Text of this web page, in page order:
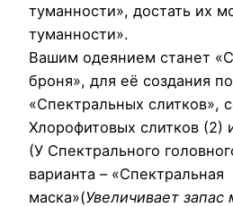
туманности», достать их
туманности».
Вашим одеянием станет
броня», для её создания
«Спектральных слитков»,
Хлорофитовых слитков (2)
(У Спектрального
варианта – «Спектральная
маска»(Увеличивает